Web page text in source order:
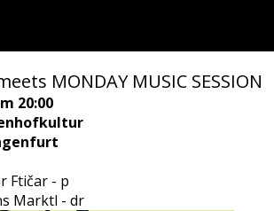
MONDAY MUSIC SESSION
20:00
Ftičar - p
Marktl - dr